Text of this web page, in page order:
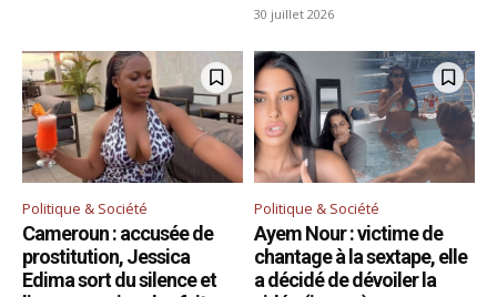
30 juillet 2026
Politique & Société
Cameroun : accusée de
prostitution, Jessica
Edima sort du silence et
Politique & Société
Ayem Nour : victime de
chantage à la sextape, elle
a décidé de dévoiler la